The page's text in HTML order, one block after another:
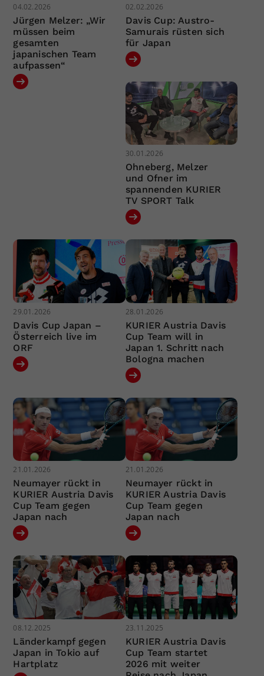
04.02.2026
Jürgen Melzer: „Wir
müssen beim
gesamten
japanischen Team
aufpassen“
02.02.2026
Davis Cup: Austro-
Samurais rüsten sich
für Japan
30.01.2026
Ohneberg, Melzer
und Ofner im
spannenden KURIER
TV SPORT Talk
29.01.2026
Davis Cup Japan –
Österreich live im
ORF
28.01.2026
KURIER Austria Davis
Cup Team will in
Japan 1. Schritt nach
Bologna machen
21.01.2026
Neumayer rückt in
KURIER Austria Davis
Cup Team gegen
Japan nach
21.01.2026
Neumayer rückt in
KURIER Austria Davis
Cup Team gegen
Japan nach
08.12.2025
Länderkampf gegen
Japan in Tokio auf
Hartplatz
23.11.2025
KURIER Austria Davis
Cup Team startet
2026 mit weiter